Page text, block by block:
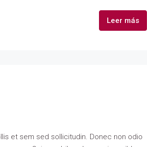
Leer más
et sem sed sollicitudin. Donec non odio